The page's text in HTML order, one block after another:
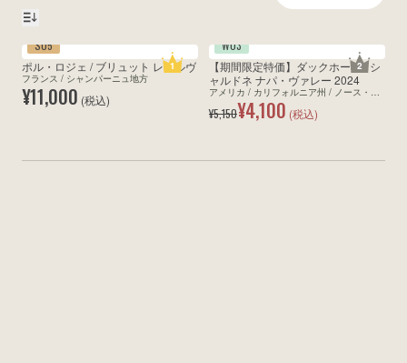
wine@とは
1
S05
ポル・ロジェ / ブリュット レゼルヴ
フランス / シャンパーニュ地方
¥11,000 (税込)
2
W03
【期間限定特価】ダックホーン / シ
ャルドネ ナパ・ヴァレー 2024
アメリカ / カリフォルニア州 / ノース・コ
ースト / ナパ
¥5,150¥4,100 (税込)